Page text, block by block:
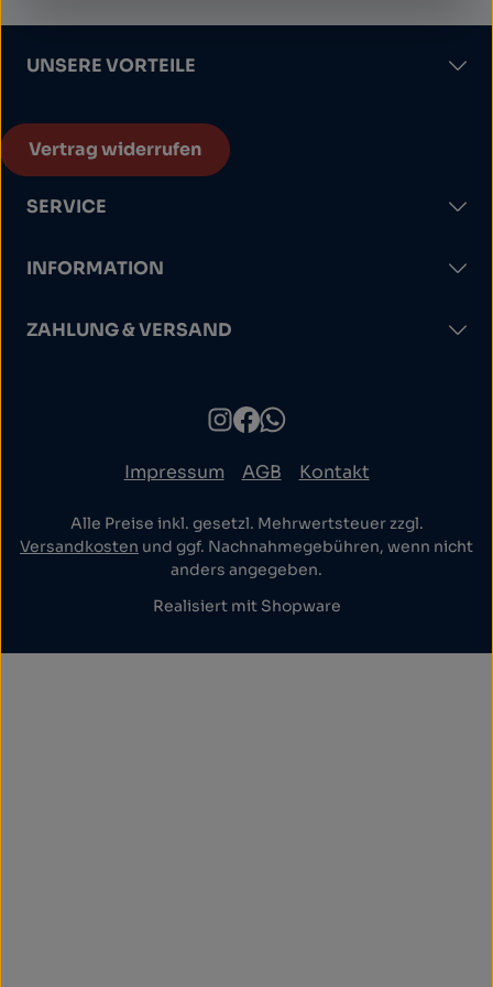
UNSERE VORTEILE
Vertrag widerrufen
SERVICE
INFORMATION
ZAHLUNG & VERSAND
Impressum AGB Kontakt
Alle Preise inkl. gesetzl. Mehrwertsteuer zzgl.
Versandkosten und ggf. Nachnahmegebühren, wenn nicht
anders angegeben.
Realisiert mit Shopware